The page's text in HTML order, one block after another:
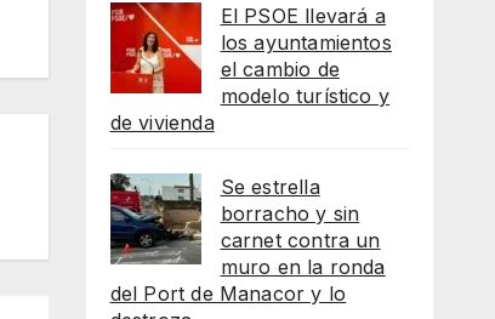
El PSOE llevará a
los ayuntamientos
el cambio de
modelo turístico y
de vivienda
Se estrella
borracho y sin
carnet contra un
muro en la ronda
del Port de Manacor y lo